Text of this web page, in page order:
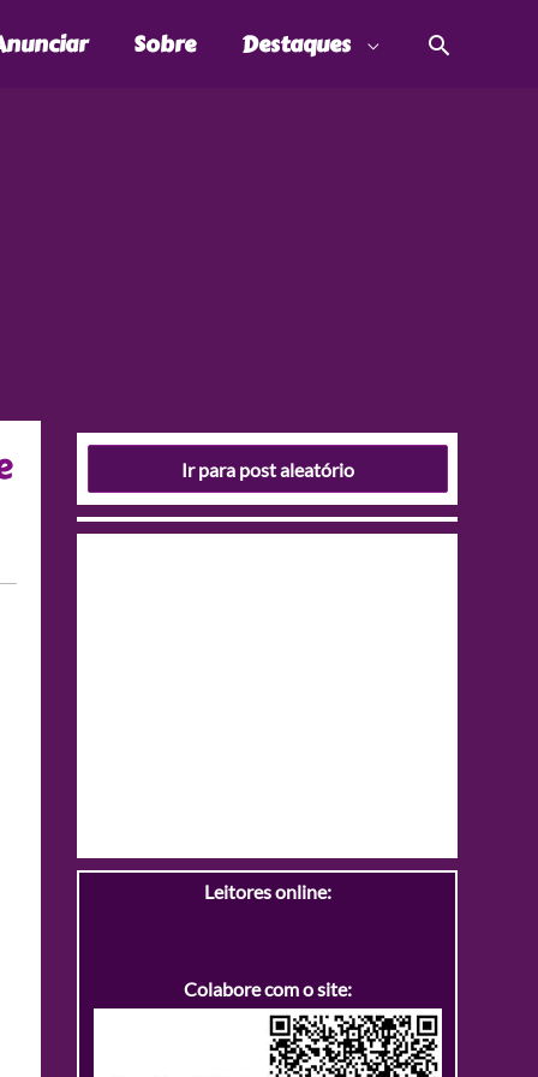
Sobre Destaques
Ir para post aleatório
Leitores online:
Colabore com o site: